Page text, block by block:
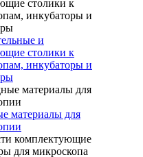
и
столики к
инкубаторы и
материалы для